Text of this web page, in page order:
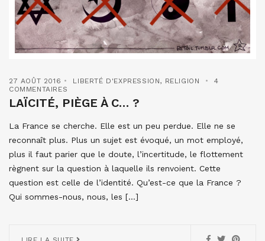
27 AOÛT 2016 LIBERTÉ D'EXPRESSION, RELIGION
4
COMMENTAIRES
LAÏCITÉ, PIÈGE À C… ?
La France se cherche. Elle est un peu perdue. Elle ne se
reconnaît plus. Plus un sujet est évoqué, un mot employé,
plus il faut parier que le doute, l’incertitude, le flottement
règnent sur la question à laquelle ils renvoient. Cette
question est celle de l’identité. Qu’est-ce que la France ?
Qui sommes-nous, nous, les […]